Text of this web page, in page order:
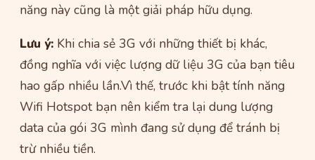
năng này cũng là một giải pháp hữu dụng.
Lưu ý: Khi chia sẻ 3G với những thiết bị khác,
đồng nghĩa với việc lượng dữ liệu 3G của bạn tiêu
hao gấp nhiều lần.Vì thế, trước khi bật tính năng
Wifi Hotspot bạn nên kiểm tra lại dung lượng
data của gói 3G mình đang sử dụng để tránh bị
trừ nhiều tiền.